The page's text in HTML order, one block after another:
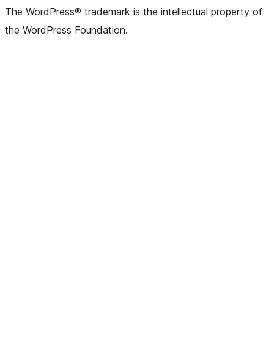
The WordPress® trademark is the intellectual property of
the WordPress Foundation.